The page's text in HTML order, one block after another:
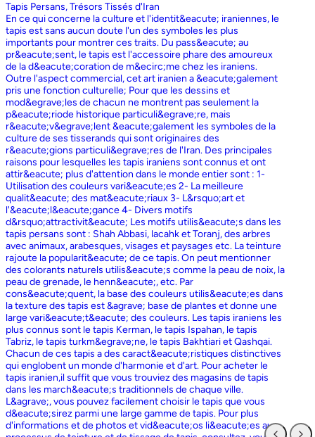
Tapis Persans, Trésors Tissés d'Iran
En ce qui concerne la culture et l'identit&eacute; iraniennes, le
tapis est sans aucun doute l'un des symboles les plus
importants pour montrer ces traits. Du pass&eacute; au
pr&eacute;sent, le tapis est l'accessoire phare des amoureux
de la d&eacute;coration de m&ecirc;me chez les iraniens.
Outre l'aspect commercial, cet art iranien a &eacute;galement
pris une fonction culturelle; Pour que les dessins et
mod&egrave;les de chacun ne montrent pas seulement la
p&eacute;riode historique particuli&egrave;re, mais
r&eacute;v&egrave;lent &eacute;galement les symboles de la
culture de ses tisserands qui sont originaires des
r&eacute;gions particuli&egrave;res de l'Iran. Des principales
raisons pour lesquelles les tapis iraniens sont connus et ont
attir&eacute; plus d'attention dans le monde entier sont : 1-
Utilisation des couleurs vari&eacute;es 2- La meilleure
qualit&eacute; des mat&eacute;riaux 3- L&rsquo;art et
l'&eacute;l&eacute;gance 4- Divers motifs
d&rsquo;attractivit&eacute; Les motifs utilis&eacute;s dans les
tapis persans sont : Shah Abbasi, lacahk et Toranj, des arbres
avec animaux, arabesques, visages et paysages etc. La teinture
rajoute la popularit&eacute; de ce tapis. On peut mentionner
des colorants naturels utilis&eacute;s comme la peau de noix, la
peau de grenade, le henn&eacute;, etc. Par
cons&eacute;quent, la base des couleurs utilis&eacute;es dans
la texture des tapis est &agrave; base de plantes et donne une
large vari&eacute;t&eacute; des couleurs. Les tapis iraniens les
plus connus sont le tapis Kerman, le tapis Ispahan, le tapis
Tabriz, le tapis turkm&egrave;ne, le tapis Bakhtiari et Qashqai.
Chacun de ces tapis a des caract&eacute;ristiques distinctives
qui englobent un monde d'harmonie et d'art. Pour acheter le
tapis iranien,il suffit que vous trouviez des magasins de tapis
dans les march&eacute;s traditionnels de chaque ville.
L&agrave;, vous pouvez facilement choisir le tapis que vous
d&eacute;sirez parmi une large gamme de tapis. Pour plus
d'informations et de photos et vid&eacute;os li&eacute;es au